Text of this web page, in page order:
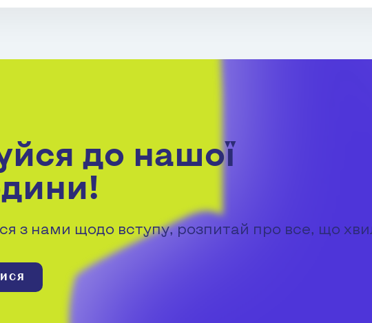
до нашої
з нами щодо вступу, розпитай про все, що